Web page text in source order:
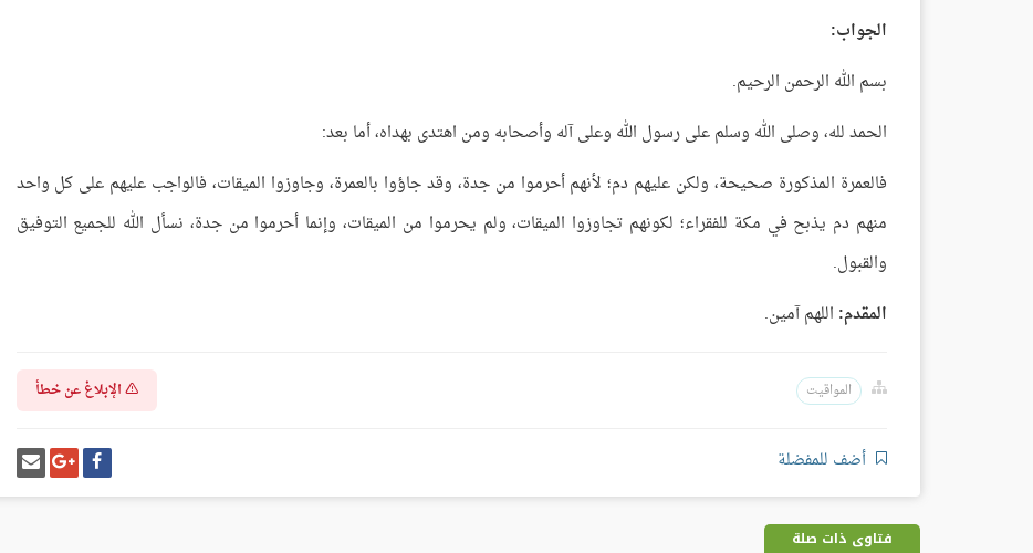
الجواب:
بسم الله الرحمن الرحيم.
الحمد لله، وصلى الله وسلم على رسول الله وعلى آله وأصحابه ومن اهتدى بهداه، أما بعد:
فالعمرة المذكورة صحيحة، ولكن عليهم دم؛ لأنهم أحرموا من جدة، وقد جاؤوا بالعمرة، وجاوزوا الميقات، فالواجب عليهم على كل واحد
منهم دم يذبح في مكة للفقراء؛ لكونهم تجاوزوا الميقات، ولم يحرموا من الميقات، وإنما أحرموا من جدة، نسأل الله للجميع التوفيق
والقبول.
المقدم: اللهم آمين.
المواقيت الإبلاغ عن خطأ
أضف للمفضلة شارك
على
فيسبوك
شارك
على
غوغل
بلس
إرسل
إيميل
فتاوى ذات صلة